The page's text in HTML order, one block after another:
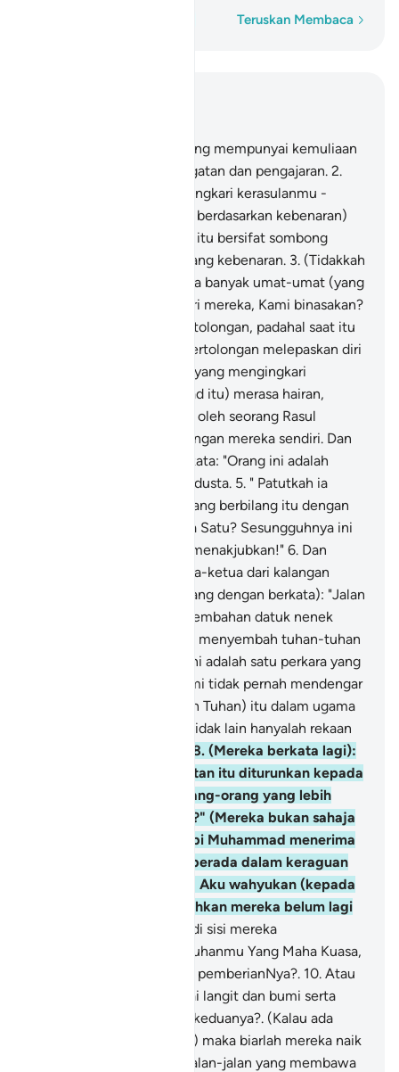
Teruskan Membaca
Saad; demi Al-Quran yang mempunyai kemuliaan
serta mengandungi peringatan dan pengajaran. 2.
(Orang-orang yang mengingkari kerasulanmu -
wahai Muhammad - tidak berdasarkan kebenaran)
bahkan mereka yang kafir itu bersifat sombong
angkuh dan suka menentang kebenaran. 3. (Tidakkah
mereka menyedari) berapa banyak umat-umat (yang
ingkar) yang terdahulu dari mereka, Kami binasakan?
Lalu mereka meminta pertolongan, padahal saat itu
bukanlah saat meminta pertolongan melepaskan diri
Dan mereka (yang mengingkari
kerasulan Nabi Muhammad itu) merasa hairan,
bahawa mereka didatangi oleh seorang Rasul
pemberi amaran, dari kalangan mereka sendiri. Dan
mereka yang kafir itu berkata: "Orang ini adalah
seorang ahli sihir, lagi pendusta. 5. " Patutkah ia
menafikan tuhan-tuhan yang berbilang itu dengan
mengatakan: Tuhan hanya Satu? Sesungguhnya ini
adalah satu perkara yang menakjubkan!" 6. Dan
(ketika itu) keluarlah ketua-ketua dari kalangan
mereka (memberi peransang dengan berkata): "Jalan
terus (menurut cara penyembahan datuk nenek
kamu) dan tetap tekunlah menyembah tuhan-tuhan
kamu. Sebenarnya sikap ini adalah satu perkara yang
" Kami tidak pernah mendengar
tentang (soal mengesakan Tuhan) itu dalam ugama
yang terakhir; perkara ini tidak lain hanyalah rekaan
8. (Mereka berkata lagi):
Patutkah wahyu peringatan itu diturunkan kepada
Muhammad (padahal orang-orang yang lebih
layak ada) di antara kita?" (Mereka bukan sahaja
ingkarkan kelayakan Nabi Muhammad menerima
wahyu) bahkan mereka berada dalam keraguan
tentang peringatan yang Aku wahyukan (kepada
Nabi Muhammad) itu, bahkan mereka belum lagi
Adakah di sisi mereka
perbendaharaan rahmat Tuhanmu Yang Maha Kuasa,
lagi Yang Maha Melimpah pemberianNya?. 10. Atau
adakah mereka menguasai langit dan bumi serta
segala yang ada di antara keduanya?. (Kalau ada
kekuasaan yang demikian) maka biarlah mereka naik
mendaki langit menurut jalan-jalan yang membawa